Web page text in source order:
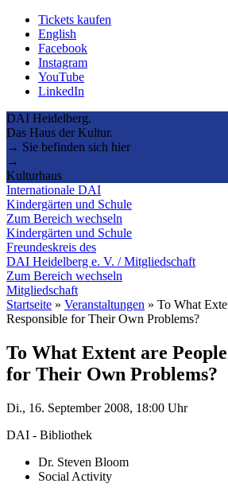
Tickets kaufen
English
Facebook
Instagram
YouTube
LinkedIn
DAI Heidelberg.
Das Haus der Kultur.
→ Sie befinden sich hier
→
Kulturhaus
Internationale DAI
Kindergärten und Schule
Zum Bereich wechseln
Kindergärten und Schule
Freundeskreis des
DAI Heidelberg e. V. / Mitgliedschaft
Zum Bereich wechseln
Mitgliedschaft
Startseite » Veranstaltungen » To What
Responsible for Their Own Problems?
To What Extent are
for Their Own Problems?
Di., 16. September 2008, 18:00 Uhr
DAI - Bibliothek
Dr. Steven Bloom
Social Activity